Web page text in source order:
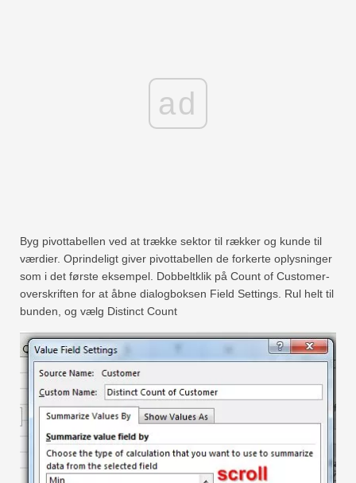
ad
Byg pivottabellen ved at trække sektor til rækker og kunde til
værdier. Oprindeligt giver pivottabellen de forkerte oplysninger
som i det første eksempel. Dobbeltklik på Count of Customer-
overskriften for at åbne dialogboksen Field Settings. Rul helt til
bunden, og vælg Distinct Count